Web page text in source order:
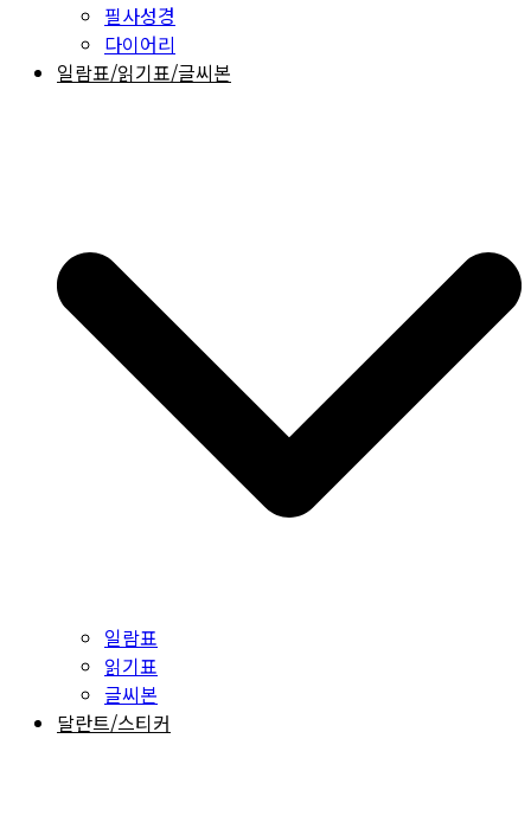
필사성경
다이어리
일람표/읽기표/글씨본
일람표
읽기표
글씨본
달란트/스티커